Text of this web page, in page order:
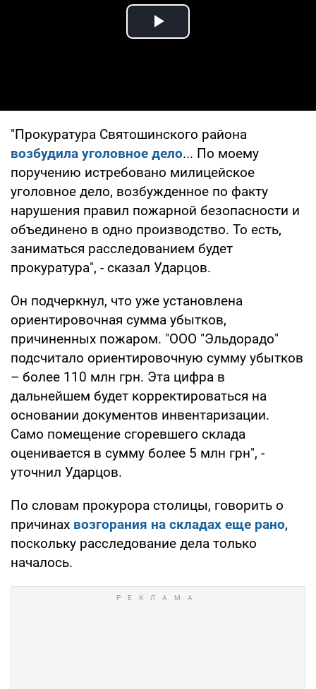
Play Video
"Прокуратура Святошинского района
возбудила уголовное дело... По моему
поручению истребовано милицейское
уголовное дело, возбужденное по факту
нарушения правил пожарной безопасности и
объединено в одно производство. То есть,
заниматься расследованием будет
прокуратура", - сказал Ударцов.
Он подчеркнул, что уже установлена
ориентировочная сумма убытков,
причиненных пожаром. "ООО "Эльдорадо"
подсчитало ориентировочную сумму убытков
– более 110 млн грн. Эта цифра в
дальнейшем будет корректироваться на
основании документов инвентаризации.
Само помещение сгоревшего склада
оценивается в сумму более 5 млн грн", -
уточнил Ударцов.
По словам прокурора столицы, говорить о
причинах возгорания на складах еще рано,
поскольку расследование дела только
началось.